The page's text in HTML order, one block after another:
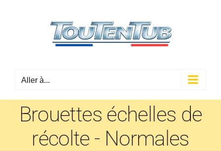
Aller à...
Brouettes échelles de
récolte - Normales